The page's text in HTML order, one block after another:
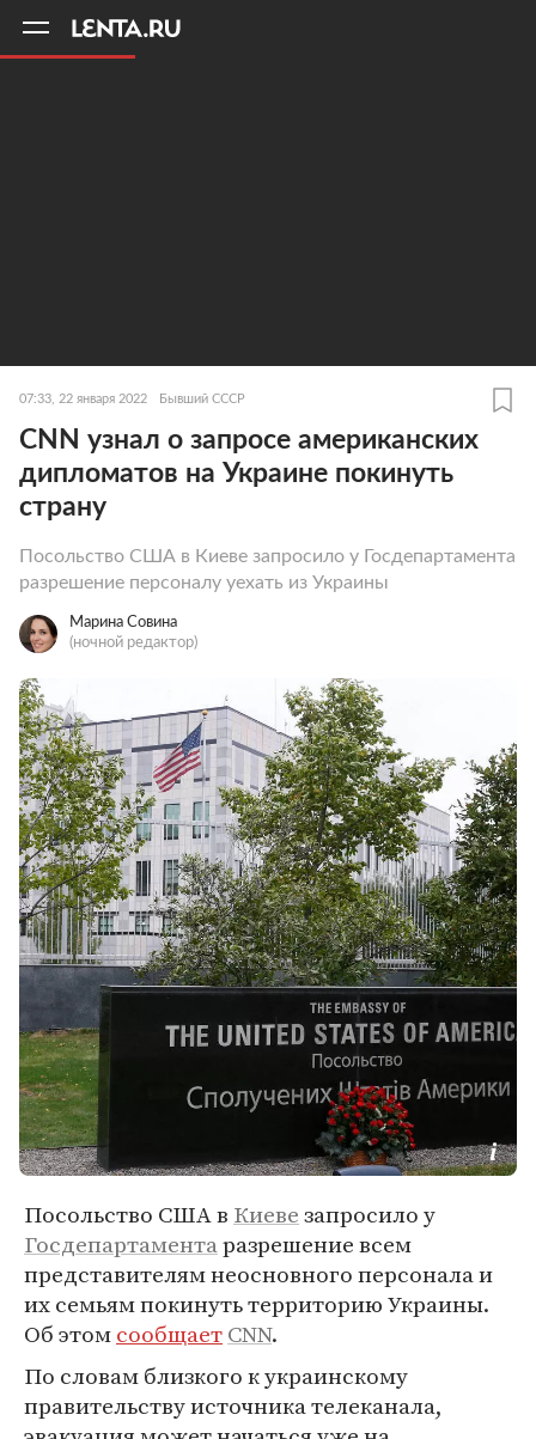
07:33, 22 января 2022 Бывший СССР
CNN узнал о запросе американских
дипломатов на Украине покинуть
страну
Посольство США в Киеве запросило у Госдепартамента
разрешение персоналу уехать из Украины
Марина Совина
(ночной редактор)
Посольство США в Киевезапросило у
Госдепартаментаразрешение всем
представителям неосновного персонала и
их семьям покинуть территорию Украины.
Об этомсообщаетCNN.
По словам близкого к украинскому
правительству источника телеканала,